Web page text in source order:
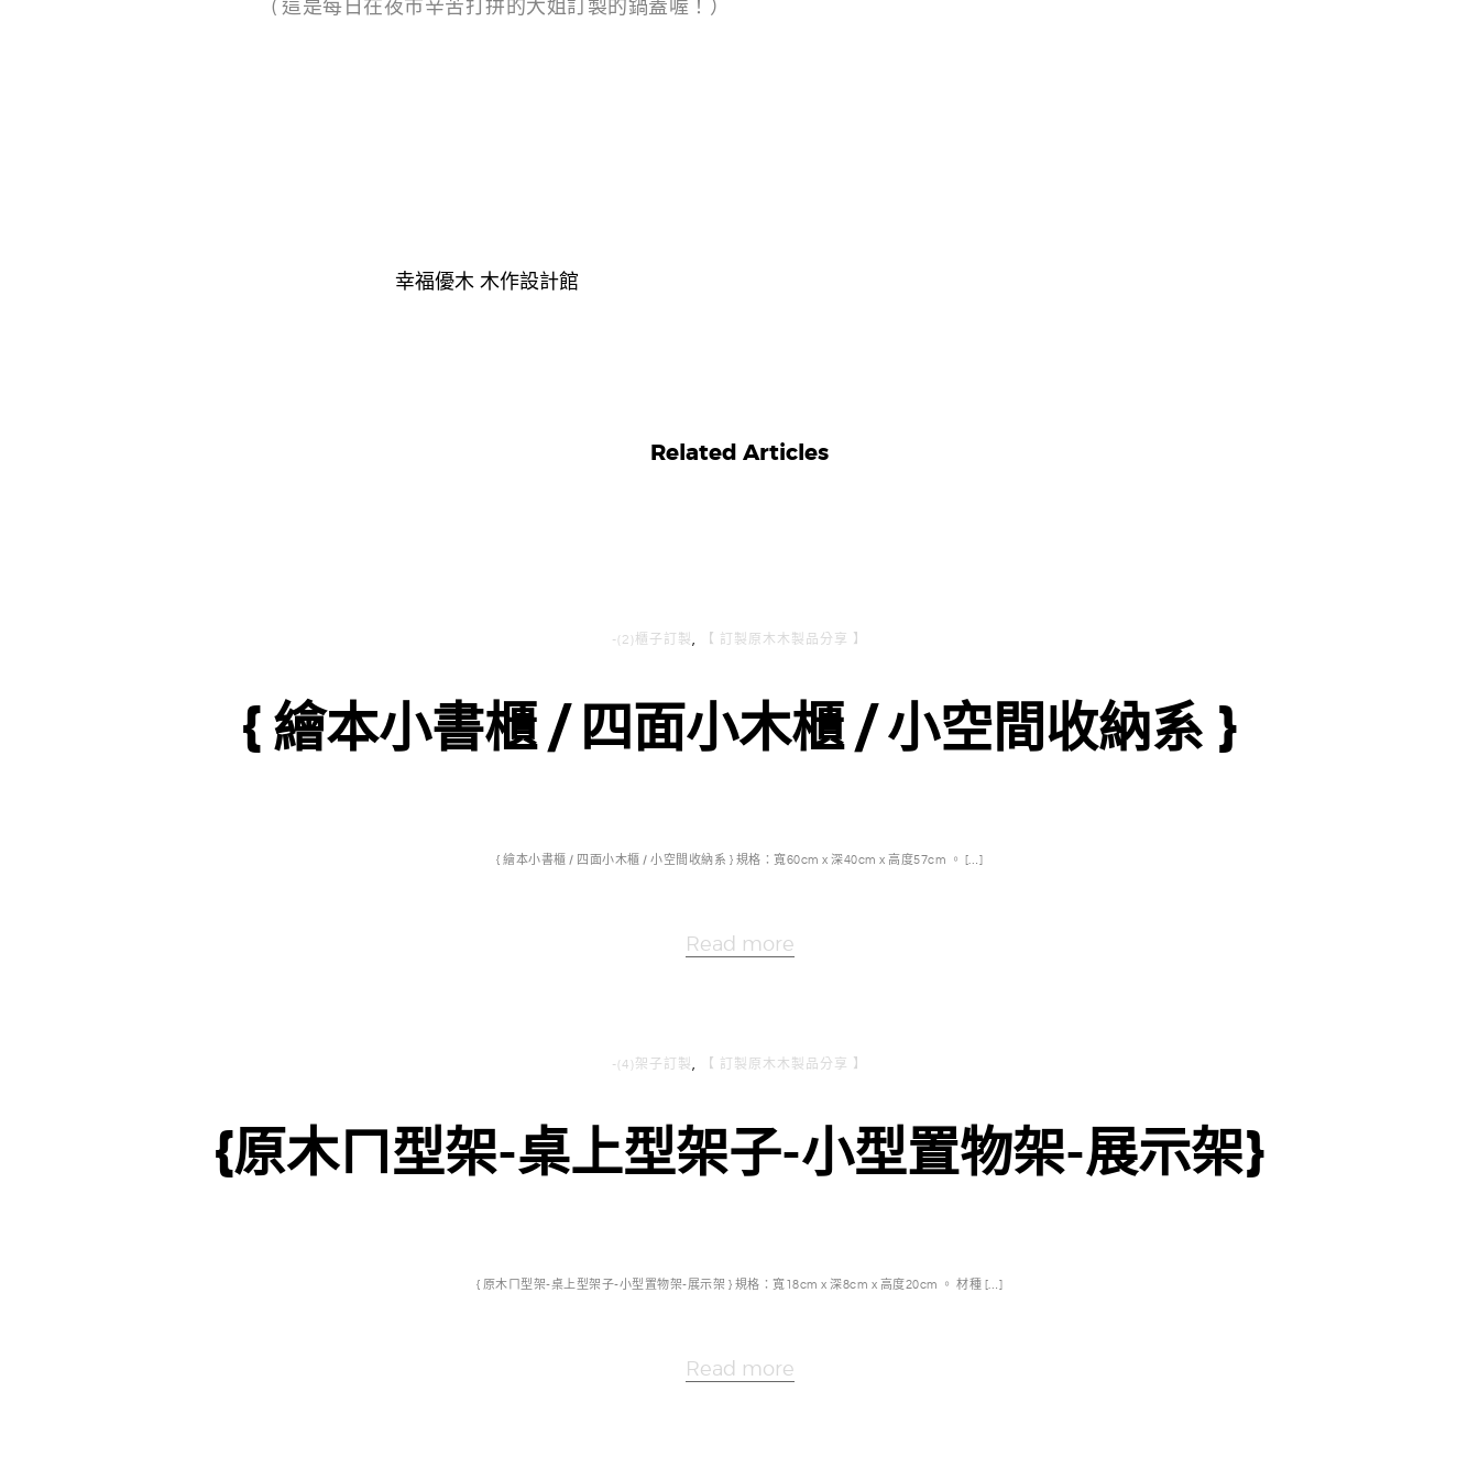
( 這是每日在夜市辛苦打拼的大姐訂製的鍋蓋喔！）
幸福優木 木作設計館
Related Articles
-(2)櫃子訂製, 【 訂製原木木製品分享 】
{ 繪本小書櫃 / 四面小木櫃 / 小空間收納系 }
{ 繪本小書櫃 / 四面小木櫃 / 小空間收納系 } 規格：寬60cm x 深40cm x 高度57cm 。 […]
Read more
-(4)架子訂製 【 訂製原木木製品分享 】
{原木ㄇ型架-桌上型架子-小型置物架-展示架}
{ 原木ㄇ型架-桌上型架子-小型置物架-展示架 } 規格：寬18cm x 深8cm x 高度20cm 。 材種 […]
Read more